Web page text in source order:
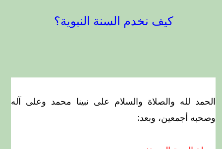
السنة
النبوية؟
كيف نخدم السنة النبوية؟
الحمد لله والصلاة والسلام على نبينا محمد وعلى آله
وصحبه أجمعين، وبعد: